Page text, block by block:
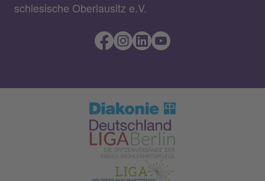
schlesische Oberlausitz e.V.